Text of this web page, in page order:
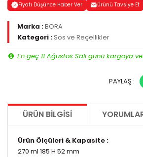
Fiyatı Düşünce Haber Ver Ürünü Tavsiye Et
Marka :BORA
Kategori :Sos ve Reçellikler
En geç 11 Ağustos Salı günü kargoya
PAYLAŞ :
ÜRÜN BILGISI
Ürün Ölçüleri & Kapasite :
270 ml 185 H 52 mm